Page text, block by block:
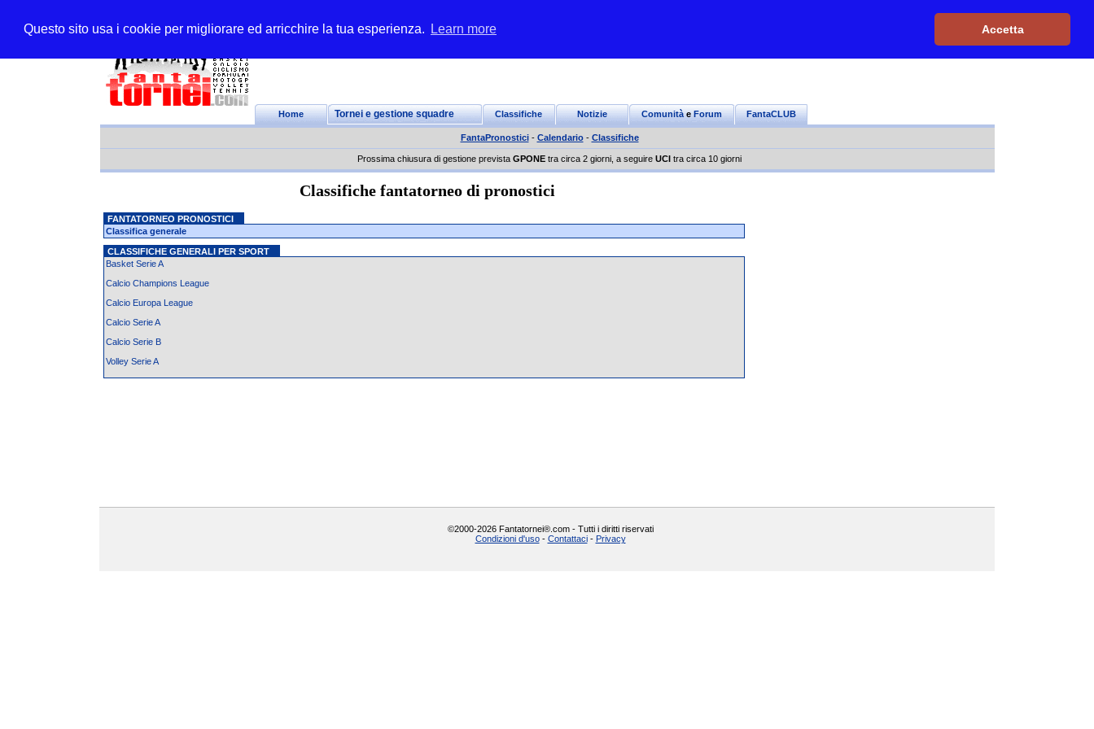
Questo sito usa i cookie per migliorare ed arricchire la tua esperienza. Learn more Accetta
Contattaci|Login|
Home Tornei e gestione squadre Classifiche Notizie Comunitàe Forum FantaCLUB
FantaPronostici- Calendario- Classifiche
Prossima chiusura di gestione prevista GPONE tra circa 2 giorni, a seguire UCI tra circa 10 giorni
Classifiche fantatorneo di pronostici
FANTATORNEO PRONOSTICI
Classifica generale
CLASSIFICHE GENERALI PER SPORT
Basket Serie A
Calcio Champions League
Calcio Europa League
Calcio Serie A
Calcio Serie B
Volley Serie A
©2000-2026 Fantatornei®.com - Tutti i diritti riservati
Condizioni d'uso- Contattaci- Privacy